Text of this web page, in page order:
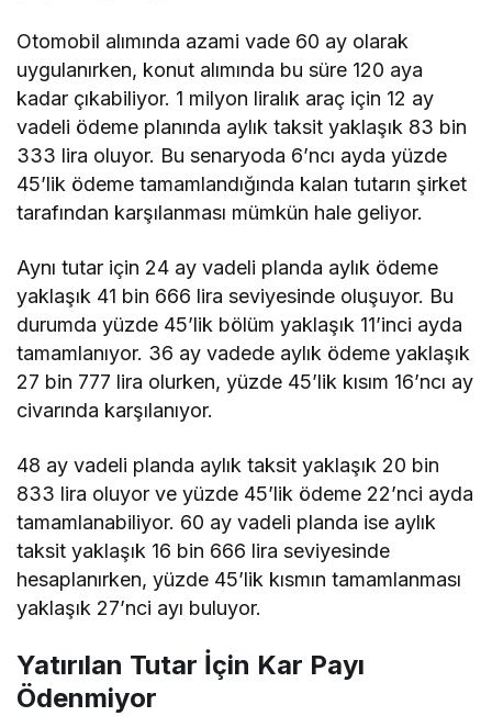
Otomobil alımında azami vade 60 ay olarak
uygulanırken, konut alımında bu süre 120 aya
kadar çıkabiliyor. 1 milyon liralık araç için 12 ay
vadeli ödeme planında aylık taksit yaklaşık 83 bin
333 lira oluyor. Bu senaryoda 6’ncı ayda yüzde
45’lik ödeme tamamlandığında kalan tutarın şirket
tarafından karşılanması mümkün hale geliyor.
Aynı tutar için 24 ay vadeli planda aylık ödeme
yaklaşık 41 bin 666 lira seviyesinde oluşuyor. Bu
durumda yüzde 45’lik bölüm yaklaşık 11’inci ayda
tamamlanıyor. 36 ay vadede aylık ödeme yaklaşık
27 bin 777 lira olurken, yüzde 45’lik kısım 16’ncı ay
civarında karşılanıyor.
48 ay vadeli planda aylık taksit yaklaşık 20 bin
833 lira oluyor ve yüzde 45’lik ödeme 22’nci ayda
tamamlanabiliyor. 60 ay vadeli planda ise aylık
taksit yaklaşık 16 bin 666 lira seviyesinde
hesaplanırken, yüzde 45’lik kısmın tamamlanması
yaklaşık 27’nci ayı buluyor.
Yatırılan Tutar İçin Kar Payı
Ödenmiyor